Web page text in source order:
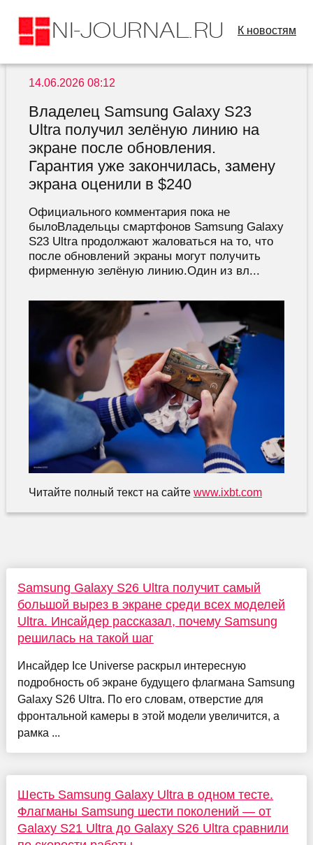
К новостям
14.06.2026 08:12
Владелец Samsung Galaxy S23
Ultra получил зелёную линию на
экране после обновления.
Гарантия уже закончилась, замену
экрана оценили в $240
Официального комментария пока не
былоВладельцы смартфонов Samsung Galaxy
S23 Ultra продолжают жаловаться на то, что
после обновлений экраны могут получить
фирменную зелёную линию.Один из вл...
Читайте полный текст на сайте www.ixbt.com
Samsung Galaxy S26 Ultra получит самый
большой вырез в экране среди всех моделей
Ultra. Инсайдер рассказал, почему Samsung
решилась на такой шаг
Инсайдер Ice Universe раскрыл интересную
подробность об экране будущего флагмана Samsung
Galaxy S26 Ultra. По его словам, отверстие для
фронтальной камеры в этой модели увеличится, а
рамка ...
Шесть Samsung Galaxy Ultra в одном тесте.
Флагманы Samsung шести поколений — от
Galaxy S21 Ultra до Galaxy S26 Ultra сравнили